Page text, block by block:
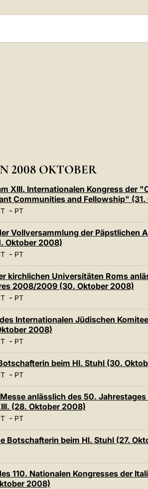
2008 OKTOBER
XIII. Internationalen Kongress der
Communities and Fellowship"
- PT
Vollversammlung der Päpstlichen
Oktober 2008)
- PT
kirchlichen Universitäten Roms
2008/2009 (30. Oktober 2008)
- PT
Internationalen Jüdischen
2008)
- PT
beim Hl. Stuhl (30.
- PT
anlässlich des 50.
(28. Oktober 2008)
- PT
Botschafterin beim Hl. Stuhl (27.
110. Nationalen Kongresses der
2008)